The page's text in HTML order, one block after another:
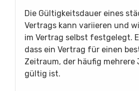
Die Gültigkeitsdauer eines
Vertrags kann variieren und
im Vertrag selbst festgelegt.
dass ein Vertrag für einen
Zeitraum, der häufig mehrere
gültig ist.